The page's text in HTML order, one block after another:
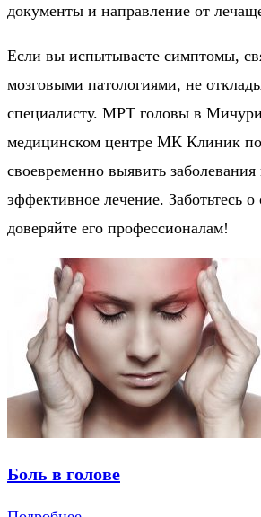
документы и направление от
Если вы испытываете симптомы,
мозговыми патологиями, не
специалисту. МРТ головы в
медицинском центре МК Клиник
своевременно выявить заболевания
эффективное лечение. Заботьтесь о
доверяйте его профессионалам!
Боль в голове